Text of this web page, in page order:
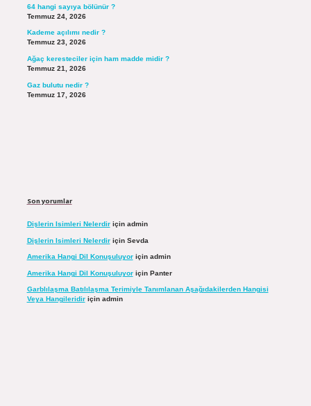
64 hangi sayıya bölünür ?
Temmuz 24, 2026
Kademe açılımı nedir ?
Temmuz 23, 2026
Ağaç keresteciler için ham madde midir ?
Temmuz 21, 2026
Gaz bulutu nedir ?
Temmuz 17, 2026
Son yorumlar
Dişlerin Isimleri Nelerdiriçin admin
Dişlerin Isimleri Nelerdiriçin Sevda
Amerika Hangi Dil Konuşuluyoriçin admin
Amerika Hangi Dil Konuşuluyoriçin Panter
Garblılaşma Batılılaşma Terimiyle Tanımlanan Aşağıdakilerden Hangisi
Veya Hangileridiriçin admin